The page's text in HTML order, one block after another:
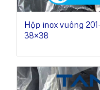
Hộp inox vuông
38×38